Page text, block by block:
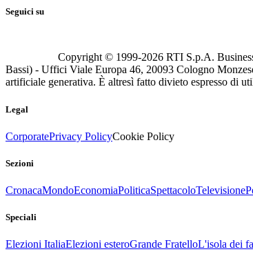
Seguici su
Copyright © 1999-2026 RTI S.p.A.
Bassi) - Uffici Viale Europa 46, 20093 Cologno
artificiale generativa. È altresì fatto divieto espresso di
Legal
CorporatePrivacy PolicyCookie Policy
Sezioni
CronacaMondoEconomiaPoliticaSpettacoloTelevisione
Speciali
Elezioni ItaliaElezioni esteroGrande FratelloL'isola dei